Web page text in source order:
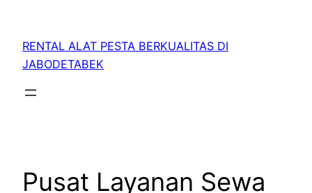
RENTAL ALAT PESTA BERKUALITAS DI
JABODETABEK
Pusat Layanan Sewa